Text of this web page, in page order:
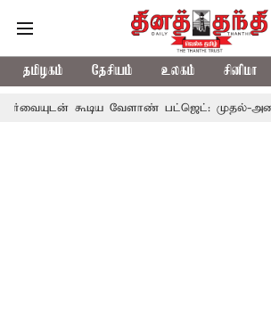
தமிழகம் தேசியம் உலகம் சினிமா
வேளாண் பட்ஜெட்: முதல்-அமைச்சர் விஜய்